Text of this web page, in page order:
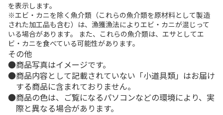
を表示します。
※エビ・カニを除く魚介類（これらの魚介類を原材料として製造
された加工品も含む）は、漁獲漁法によりエビ・カニが混じって
いる場合があります。 また、これらの魚介類は、エサとしてエ
ビ・カニを食べている可能性があります。
その他
商品写真はイメージです。
商品内容として記載されていない「小道具類」はお届け
する商品に含まれておりません。
商品の色は、ご覧になるパソコンなどの環境により、実
際と異なる場合があります。